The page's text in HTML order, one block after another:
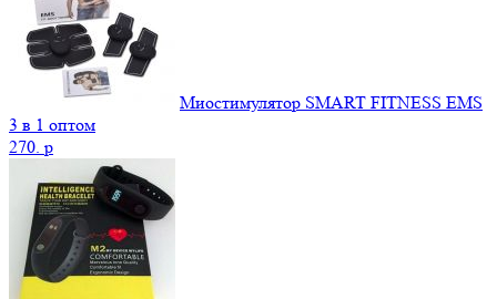
Миостимулятор SMART FITNESS EMS
3 в 1 оптом
270. p